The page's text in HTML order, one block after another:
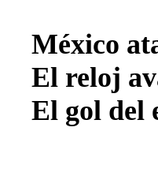
México
El reloj
El gol del